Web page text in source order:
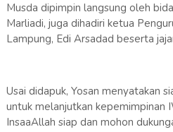
Musda dipimpin langsung oleh
Marliadi, juga dihadiri ketua
Lampung, Edi Arsadad beserta
Usai didapuk, Yosan menyatakan
untuk melanjutkan kepemimpinan
InsaaAllah siap dan mohon